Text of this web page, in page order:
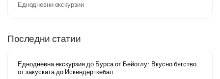
Еднодневни екскурзии
Последни статии
Еднодневна екскурзия до Бурса от Бейоглу: Вкусно бягство
от закуската до Искендер-кебап